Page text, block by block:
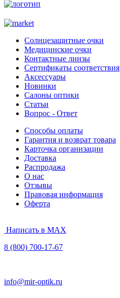
Солнцезащитные очки
Медицинские очки
Контактные линзы
Сертификаты соответствия
Аксессуары
Новинки
Салоны оптики
Статьи
Вопрос - Ответ
Способы оплаты
Гарантия и возврат товара
Карточка организации
Доставка
Распродажа
О нас
Отзывы
Правовая информация
Оферта
Написать в MAX
8 (800) 700-17-67
info@mir-optik.ru